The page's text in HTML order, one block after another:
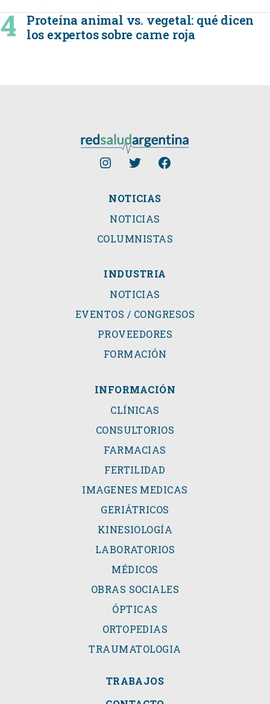
Proteína animal vs. vegetal: qué dicen
los expertos sobre carne roja
NOTICIAS
NOTICIAS
COLUMNISTAS
INDUSTRIA
NOTICIAS
EVENTOS / CONGRESOS
PROVEEDORES
FORMACIÓN
INFORMACIÓN
CLÍNICAS
CONSULTORIOS
FARMACIAS
FERTILIDAD
IMAGENES MEDICAS
GERIÁTRICOS
KINESIOLOGÍA
LABORATORIOS
MÉDICOS
OBRAS SOCIALES
ÓPTICAS
ORTOPEDIAS
TRAUMATOLOGIA
TRABAJOS